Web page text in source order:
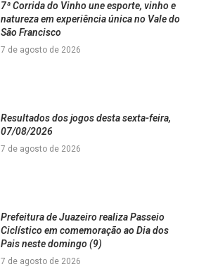
7ª Corrida do Vinho une esporte, vinho e
natureza em experiência única no Vale do
São Francisco
7 de agosto de 2026
Resultados dos jogos desta sexta-feira,
07/08/2026
7 de agosto de 2026
Prefeitura de Juazeiro realiza Passeio
Ciclístico em comemoração ao Dia dos
Pais neste domingo (9)
7 de agosto de 2026